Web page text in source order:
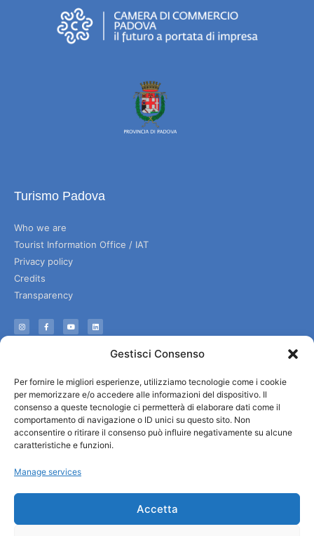
Gestisci Consenso
Per fornire le migliori esperienze, utilizziamo tecnologie come i cookie
per memorizzare e/o accedere alle informazioni del dispositivo. Il
consenso a queste tecnologie ci permetterà di elaborare dati come il
comportamento di navigazione o ID unici su questo sito. Non
acconsentire o ritirare il consenso può influire negativamente su alcune
caratteristiche e funzioni.
Manage services
Accetta
Turismo Padova
Who we are
Tourist Information Office / IAT
Privacy policy
Credits
Transparency
Useful services
Brochures